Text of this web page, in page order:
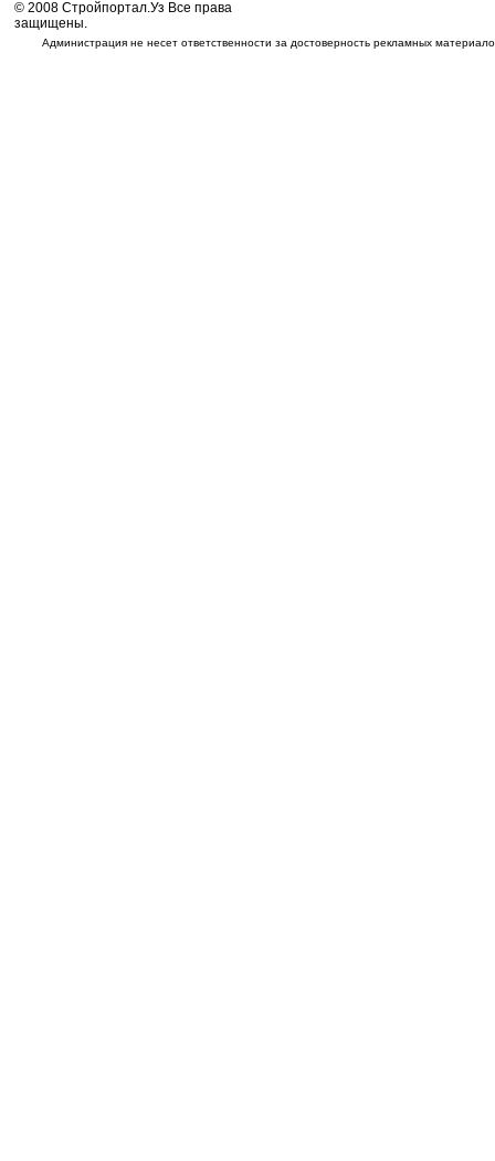
© 2008 Стройпортал.Уз Все права
защищены.
Администрация не несет ответственности за достоверность рекламных